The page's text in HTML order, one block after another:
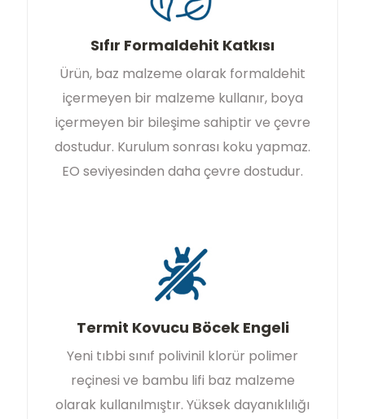
Sıfır Formaldehit Katkısı
Ürün, baz malzeme olarak formaldehit
içermeyen bir malzeme kullanır, boya
içermeyen bir bileşime sahiptir ve çevre
dostudur. Kurulum sonrası koku yapmaz.
EO seviyesinden daha çevre dostudur.
Termit Kovucu Böcek Engeli
Yeni tıbbi sınıf polivinil klorür polimer
reçinesi ve bambu lifi baz malzeme
olarak kullanılmıştır. Yüksek dayanıklılığı